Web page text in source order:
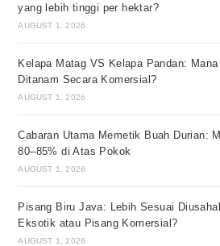
yang lebih tinggi per hektar?
AUGUST 1, 2026
Kelapa Matag VS Kelapa Pandan:
Ditanam Secara Komersial?
AUGUST 1, 2026
Cabaran Utama Memetik Buah Durian:
80–85% di Atas Pokok
AUGUST 1, 2026
Pisang Biru Java: Lebih Sesuai
Eksotik atau Pisang Komersial?
AUGUST 1, 2026